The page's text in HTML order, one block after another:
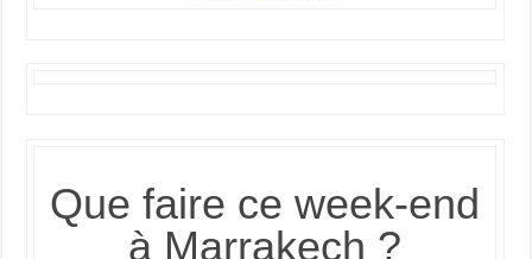
Que faire ce week-end
à Marrakech ?